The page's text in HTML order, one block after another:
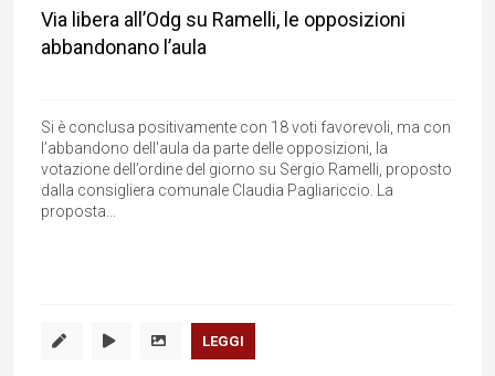
Via libera all’Odg su Ramelli, le opposizioni
abbandonano l’aula
Si è conclusa positivamente con 18 voti favorevoli, ma con
l’abbandono dell'aula da parte delle opposizioni, la
votazione dell’ordine del giorno su Sergio Ramelli, proposto
dalla consigliera comunale Claudia Pagliariccio. La
proposta...
LEGGI